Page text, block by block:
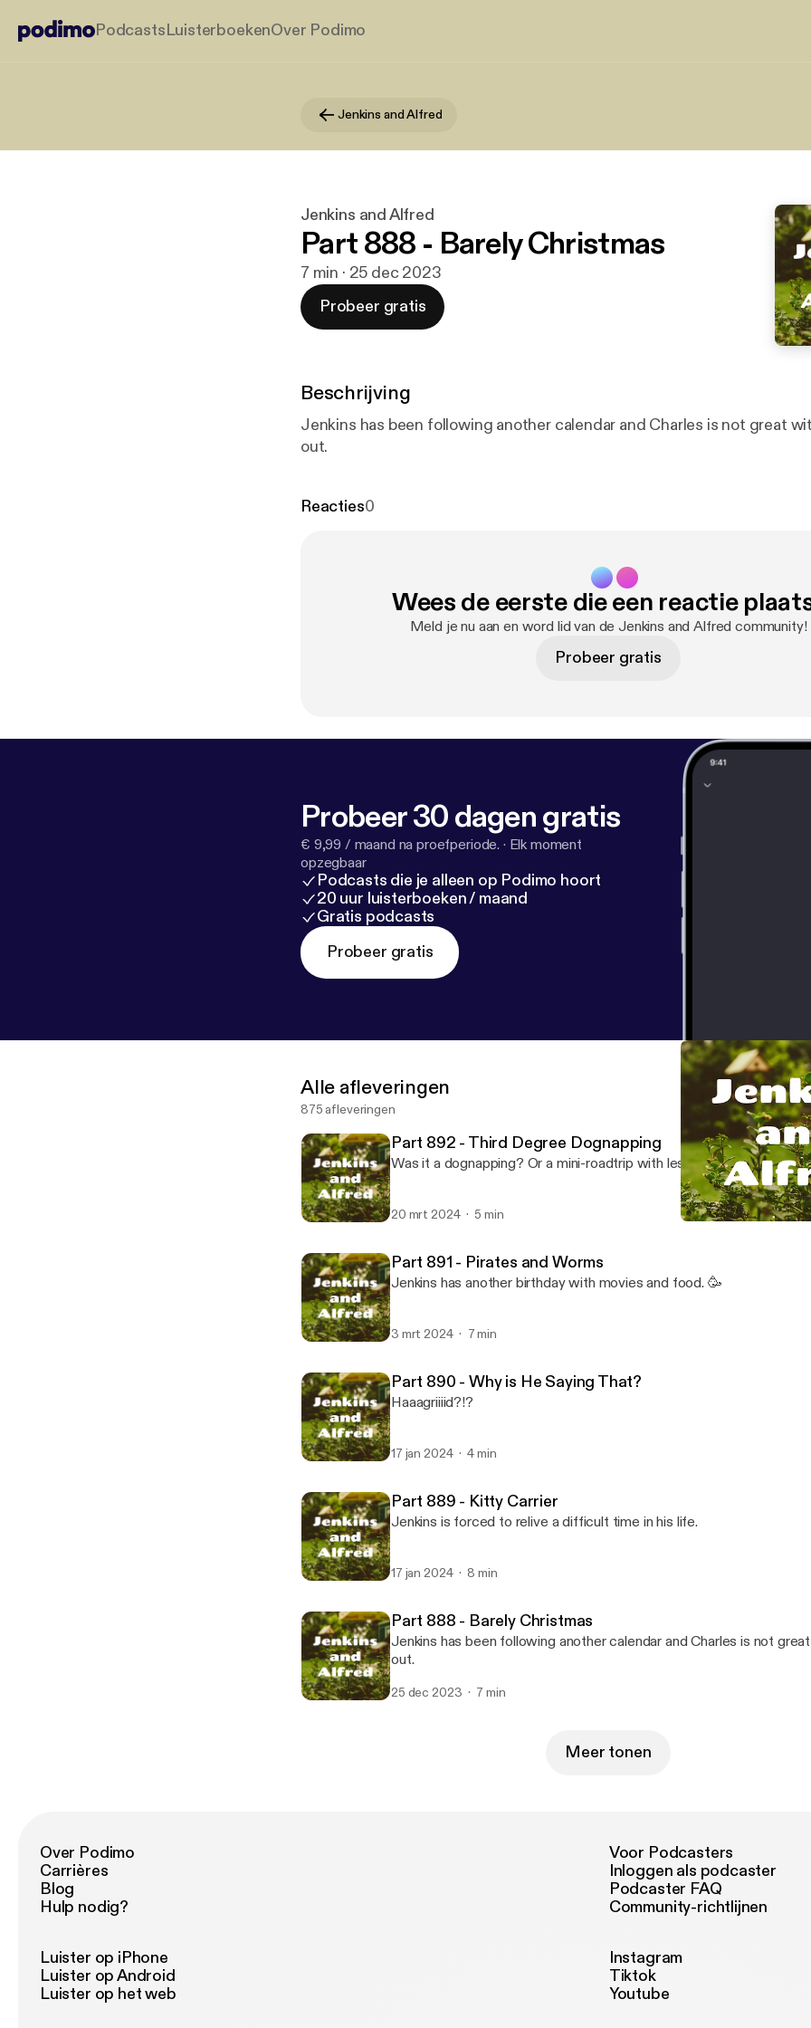
PodcastsLuisterboekenOver Podimo
Jenkins and Alfred
Jenkins and Alfred
Part 888 - Barely Christmas
7 min · 25 dec 2023
Probeer gratis
Beschrijving
Jenkins has been following another calendar and Charles is not great
out.
Reacties0
Wees de eerste die een reactie
Meld je nu aan en word lid van de Jenkins and Alfred community!
Probeer gratis
Probeer 30 dagen gratis
€ 9,99 / maand na proefperiode. · Elk moment
opzegbaar
Podcasts die je alleen op Podimo hoort
20 uur luisterboeken / maand
Gratis podcasts
Probeer gratis
Alle afleveringen
875 afleveringen
Part 892 - Third Degree Dognapping
Was it a dognapping? Or a mini-roadtrip with less food than Alfred
20 mrt 2024 5 min
Part 891 - Pirates and Worms
Jenkins has another birthday with movies and food. 🥳
3 mrt 2024 7 min
Part 890 - Why is He Saying That?
Haaagriiiid?!?
17 jan 2024 4 min
Part 889 - Kitty Carrier
Jenkins is forced to relive a difficult time in his life.
17 jan 2024 8 min
Part 888 - Barely Christmas
Jenkins has been following another calendar and Charles is not
out.
25 dec 2023 7 min
Meer tonen
Over Podimo
Carrières
Blog
Hulp nodig?
Voor Podcasters
Inloggen als podcaster
Podcaster FAQ
Community-richtlijnen
Luister op iPhone
Luister op Android
Luister op het web
Instagram
Tiktok
Youtube